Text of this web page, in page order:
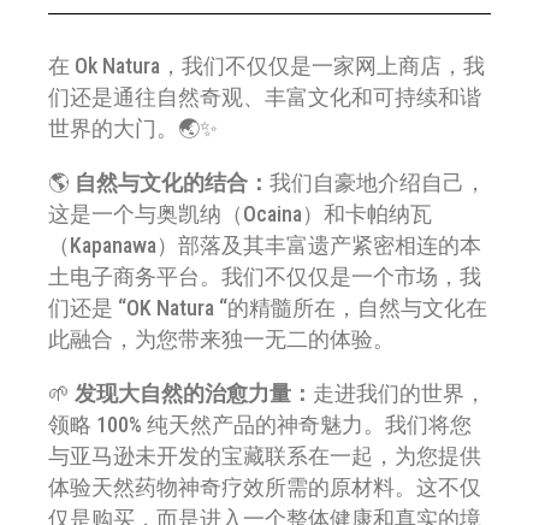
在 Ok Natura，我们不仅仅是一家网上商店，我
们还是通往自然奇观、丰富文化和可持续和谐
世界的大门。🌏✨
🌎 自然与文化的结合： 我们自豪地介绍自己，
这是一个与奥凯纳（Ocaina）和卡帕纳瓦
（Kapanawa）部落及其丰富遗产紧密相连的本
土电子商务平台。我们不仅仅是一个市场，我
们还是 “OK Natura “的精髓所在，自然与文化在
此融合，为您带来独一无二的体验。
🌱 发现大自然的治愈力量： 走进我们的世界，
领略 100% 纯天然产品的神奇魅力。我们将您
与亚马逊未开发的宝藏联系在一起，为您提供
体验天然药物神奇疗效所需的原材料。这不仅
仅是购买，而是进入一个整体健康和真实的境